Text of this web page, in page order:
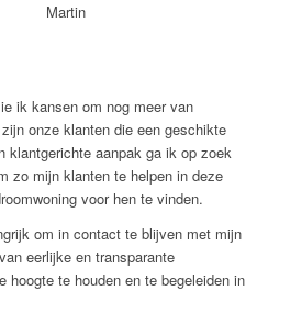
ik kansen om nog meer van
onze klanten die een geschikte
klantgerichte aanpak ga ik op zoek
zo mijn klanten te helpen in deze
voor hen te vinden.
om in contact te blijven met mijn
eerlijke en transparante
hoogte te houden en te begeleiden in